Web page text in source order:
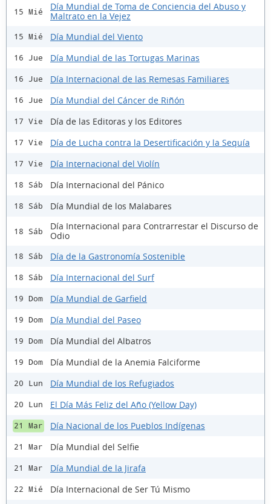
15 Mié
Día Mundial de Toma de Conciencia del Abuso y
Maltrato en la Vejez
15 Mié Día Mundial del Viento
16 Jue Día Mundial de las Tortugas Marinas
16 Jue Día Internacional de las Remesas Familiares
16 Jue Día Mundial del Cáncer de Riñón
17 Vie Día de las Editoras y los Editores
17 Vie Día de Lucha contra la Desertificación y la Sequía
17 Vie Día Internacional del Violín
18 Sáb Día Internacional del Pánico
18 Sáb Día Mundial de los Malabares
18 Sáb
Día Internacional para Contrarrestar el Discurso de
Odio
18 Sáb Día de la Gastronomía Sostenible
18 Sáb Día Internacional del Surf
19 Dom Día Mundial de Garfield
19 Dom Día Mundial del Paseo
19 Dom Día Mundial del Albatros
19 Dom Día Mundial de la Anemia Falciforme
20 Lun Día Mundial de los Refugiados
20 Lun El Día Más Feliz del Año (Yellow Day)
21 Mar Día Nacional de los Pueblos Indígenas
21 Mar Día Mundial del Selfie
21 Mar Día Mundial de la Jirafa
22 Mié Día Internacional de Ser Tú Mismo